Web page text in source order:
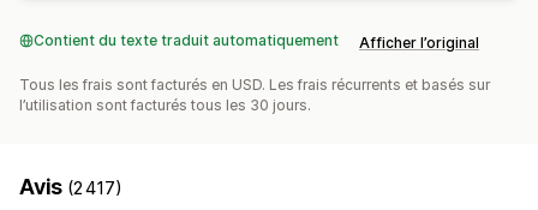
Contient du texte traduit automatiquement Afficher l’original
Tous les frais sont facturés en USD. Les frais récurrents et basés sur
l’utilisation sont facturés tous les 30 jours.
Avis (2 417)